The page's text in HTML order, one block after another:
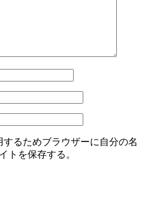
るためブラウザーに自分の名
トを保存する。